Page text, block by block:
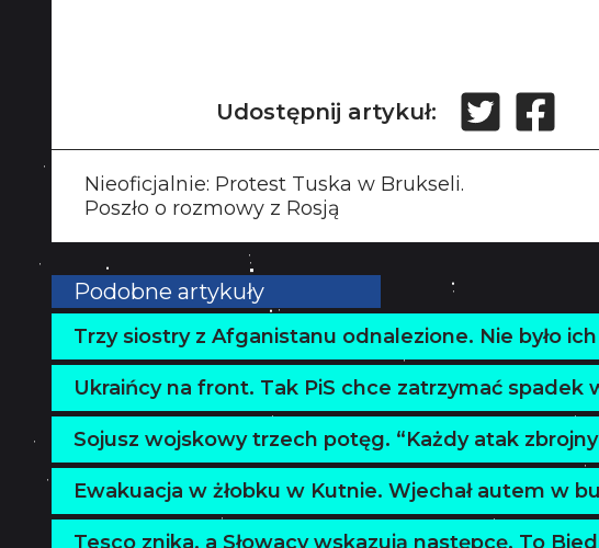
Udostępnij artykuł:
Nieoficjalnie: Protest Tuska w Brukseli.
Poszło o rozmowy z Rosją
Podobne artykuły
Trzy siostry z Afganistanu odnalezione. Nie było
Ukraińcy na front. Tak PiS chce zatrzymać spadek
Sojusz wojskowy trzech potęg. “Każdy atak
Ewakuacja w żłobku w Kutnie. Wjechał autem w
Tesco znika, a Słowacy wskazują następcę. To